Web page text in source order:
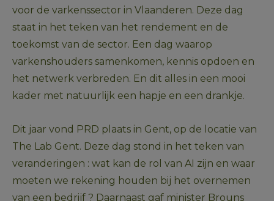
voor de varkenssector in Vlaanderen. Deze dag
staat in het teken van het rendement en de
toekomst van de sector. Een dag waarop
varkenshouders samenkomen, kennis opdoen en
het netwerk verbreden. En dit alles in een mooi
kader met natuurlijk een hapje en een drankje.
Dit jaar vond PRD plaats in Gent, op de locatie van
The Lab Gent. Deze dag stond in het teken van
veranderingen : wat kan de rol van AI zijn en waar
moeten we rekening houden bij het overnemen
van een bedrijf ? Daarnaast gaf minister Brouns